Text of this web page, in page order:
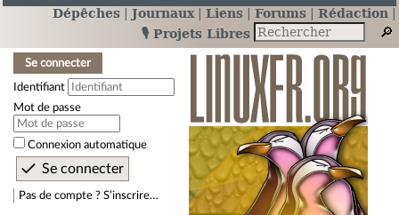
Dépêches Journaux Liens Forums
Rédaction
🎙️ Projets Libres
Se connecter
Identifiant
Mot de passe
Connexion automatique
Pas de compte ? S’inscrire…